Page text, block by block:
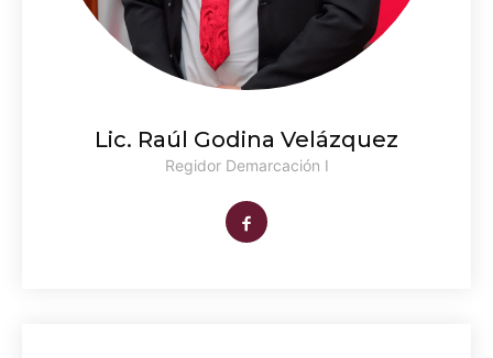
Lic. Raúl Godina Velázquez
Regidor Demarcación I